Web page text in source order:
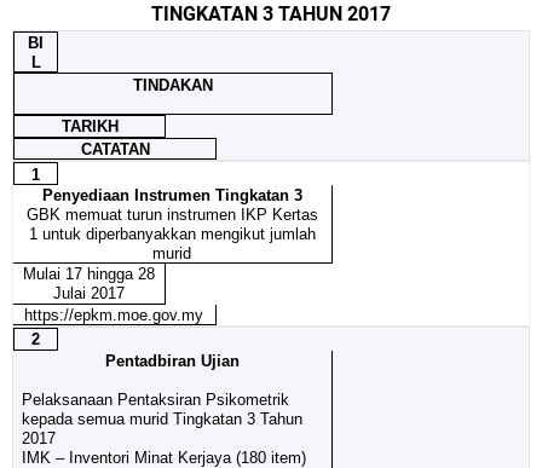
TINGKATAN 3 TAHUN 2017
BI
L
TINDAKAN
TARIKH
CATATAN
1
Penyediaan Instrumen Tingkatan 3
GBK memuat turun instrumen IKP Kertas
1 untuk diperbanyakkan mengikut jumlah
murid
Mulai 17 hingga 28
Julai 2017
https://epkm.moe.gov.my
2
Pentadbiran Ujian
Pelaksanaan Pentaksiran Psikometrik
kepada semua murid Tingkatan 3 Tahun
2017
IMK – Inventori Minat Kerjaya (180 item)